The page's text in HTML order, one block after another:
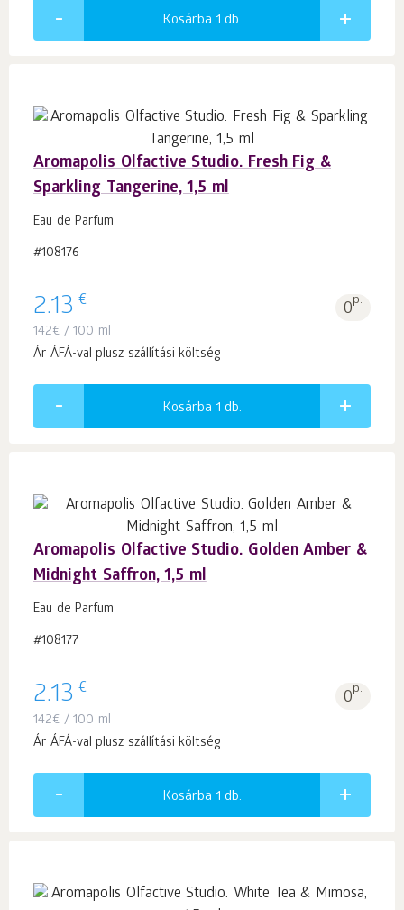
Kosárba 1 db.
Aromapolis Olfactive Studio. Fresh Fig &
Sparkling Tangerine, 1,5 ml
Eau de Parfum
#108176
2.13 € 0p.
142€ / 100 ml
Ár ÁFÁ-val plusz szállítási költség
Kosárba 1 db.
Aromapolis Olfactive Studio. Golden Amber &
Midnight Saffron, 1,5 ml
Eau de Parfum
#108177
2.13 € 0p.
142€ / 100 ml
Ár ÁFÁ-val plusz szállítási költség
Kosárba 1 db.